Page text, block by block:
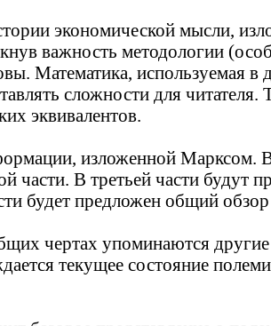
экономической мысли,
важность методологии
Математика, используемая в
сложности для читателя.
эквивалентов.
изложенной Марксом.
В третьей части будут
будет предложен общий
чертах упоминаются
текущее состояние